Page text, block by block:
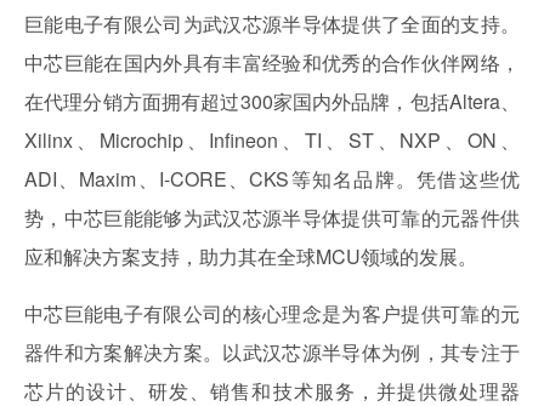
巨能电子有限公司为武汉芯源半导体提供了全面的支持。
中芯巨能在国内外具有丰富经验和优秀的合作伙伴网络，
在代理分销方面拥有超过300家国内外品牌，包括Altera、
Xilinx、Microchip、Infineon、TI、ST、NXP、ON、
ADI、Maxim、I-CORE、CKS等知名品牌。凭借这些优
势，中芯巨能能够为武汉芯源半导体提供可靠的元器件供
应和解决方案支持，助力其在全球MCU领域的发展。
中芯巨能电子有限公司的核心理念是为客户提供可靠的元
器件和方案解决方案。以武汉芯源半导体为例，其专注于
芯片的设计、研发、销售和技术服务，并提供微处理器